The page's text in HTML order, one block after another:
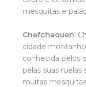
mesquitas e
Chefchaouen:
cidade
conhecida pelos
pelas suas
muitas